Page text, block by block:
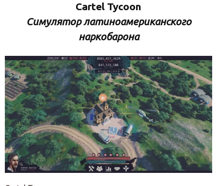
Cartel Tycoon
Симулятор латиноамериканского
наркобарона